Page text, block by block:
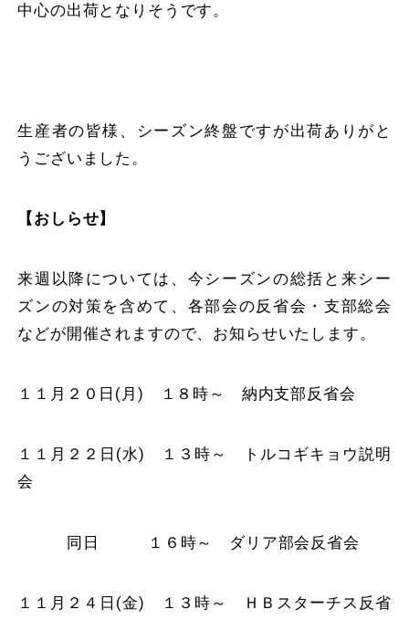
中心の出荷となりそうです。
生産者の皆様、シーズン終盤ですが出荷ありがと
うございました。
【おしらせ】
来週以降については、今シーズンの総括と来シー
ズンの対策を含めて、各部会の反省会・支部総会
などが開催されますので、お知らせいたします。
１１月２０日(月) １８時～ 納内支部反省会
１１月２２日(水) １３時～ トルコギキョウ説明
会
同日 １６時～ ダリア部会反省会
１１月２４日(金) １３時～ ＨＢスターチス反省